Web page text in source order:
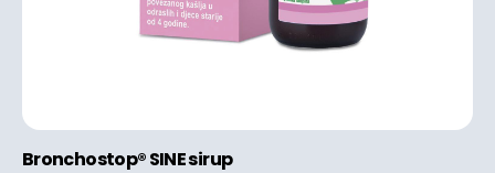
Bronchostop® SINE sirup